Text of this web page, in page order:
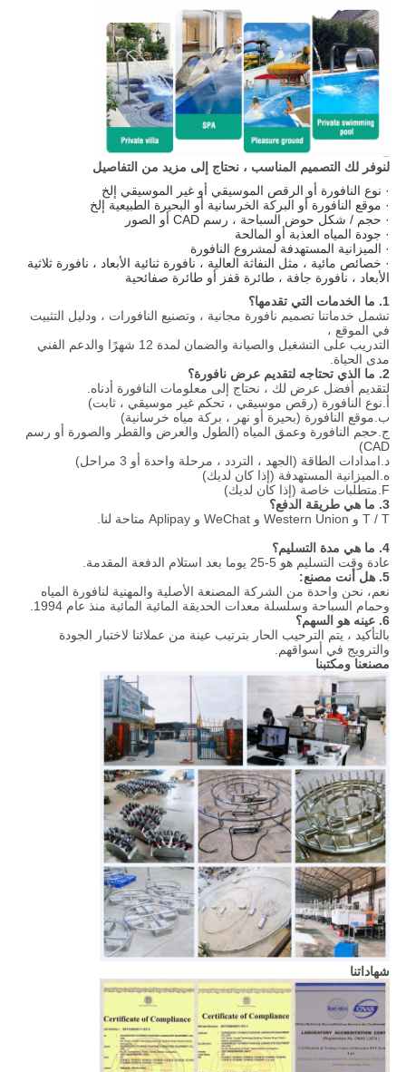
لنوفر لك التصميم المناسب ، نحتاج إلى مزيد من التفاصيل
· نوع النافورة أو الرقص الموسيقي أو غير الموسيقي إلخ
· موقع النافورة أو البركة الخرسانية أو البحيرة الطبيعية إلخ
· حجم / شكل حوض السباحة ، رسم CAD أو الصور
· جودة المياه العذبة أو المالحة
· الميزانية المستهدفة لمشروع النافورة
· خصائص مائية ، مثل النفاثة العالية ، نافورة ثنائية الأبعاد ، نافورة ثلاثية
الأبعاد ، نافورة جافة ، طائرة قفز أو طائرة صفائحية
1. ما الخدمات التي تقدمها؟
تشمل خدماتنا تصميم نافورة مجانية ، وتصنيع النافورات ، ودليل التثبيت
في الموقع ،
التدريب على التشغيل والصيانة والضمان لمدة 12 شهرًا والدعم الفني
مدى الحياة.
2. ما الذي تحتاجه لتقديم عرض نافورة؟
لتقديم أفضل عرض لك ، نحتاج إلى معلومات النافورة أدناه.
أ.نوع النافورة (رقص موسيقي ، تحكم غير موسيقي ، ثابت)
ب.موقع النافورة (بحيرة أو نهر ، بركة مياه خرسانية)
ج.حجم النافورة وعمق المياه (الطول والعرض والقطر والصورة أو رسم
CAD)
د.امدادات الطاقة (الجهد ، التردد ، مرحلة واحدة أو 3 مراحل)
ه.الميزانية المستهدفة (إذا كان لديك)
F.متطلبات خاصة (إذا كان لديك)
3. ما هي طريقة الدفع؟
T / T و Western Union و WeChat و Aplipay متاحة لنا.
4. ما هي مدة التسليم؟
عادة وقت التسليم هو 5-25 يوما بعد استلام الدفعة المقدمة.
5. هل أنت مصنع:
نعم، نحن واحدة من الشركة المصنعة الأصلية والمهنية لنافورة المياه
وحمام السباحة وسلسلة معدات الحديقة المائية المائية منذ عام 1994.
6. عينه هو السهم؟
بالتأكيد ، يتم الترحيب الحار بترتيب عينة من عملائنا لاختبار الجودة
والترويج في أسواقهم.
مصنعنا ومكتبنا
شهاداتنا